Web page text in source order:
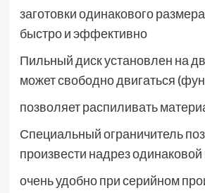
заготовки одинакового
быстро и эффективно
Пильный диск установлен на
может свободно двигаться
позволяет распиливать
Специальный ограничитель
произвести надрез
очень удобно при серийном